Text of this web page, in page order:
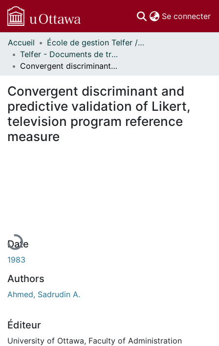
Se connecter
Communautés
et collections
Parcourir
À propos
Accueil
École de gestion Telfer // Telfer School of Management
Telfer - Documents de travail // Telfer - Working Papers
Convergent discriminant and predictive validation of Likert, television program reference measure
Convergent discriminant and
predictive validation of Likert,
television program reference
measure
Date
1983
Authors
Ahmed, Sadrudin A.
Éditeur
University of Ottawa, Faculty of Administration